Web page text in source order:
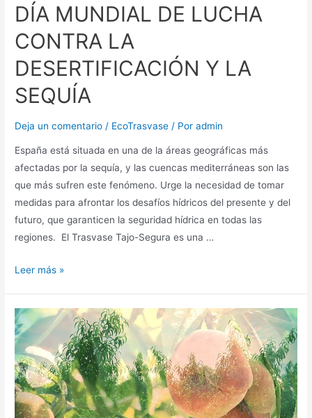
DÍA MUNDIAL DE LUCHA
CONTRA LA
DESERTIFICACIÓN Y LA
SEQUÍA
Deja un comentario / EcoTrasvase / Poradmin
España está situada en una de la áreas geográficas más
afectadas por la sequía, y las cuencas mediterráneas son las
que más sufren este fenómeno. Urge la necesidad de tomar
medidas para afrontar los desafíos hídricos del presente y del
futuro, que garanticen la seguridad hídrica en todas las
regiones. El Trasvase Tajo-Segura es una …
Leer más »